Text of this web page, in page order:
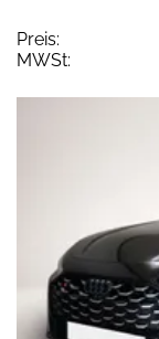
Preis:
MWSt: